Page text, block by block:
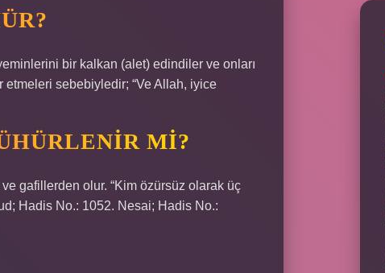
bir kalkan (alet) edindiler ve onları
etmeleri sebebiyledir; “Ve Allah, iyice
MI?
gafillerden olur. “Kim özürsüz olarak üç
Hadis No.: 1052. Nesai; Hadis No.: